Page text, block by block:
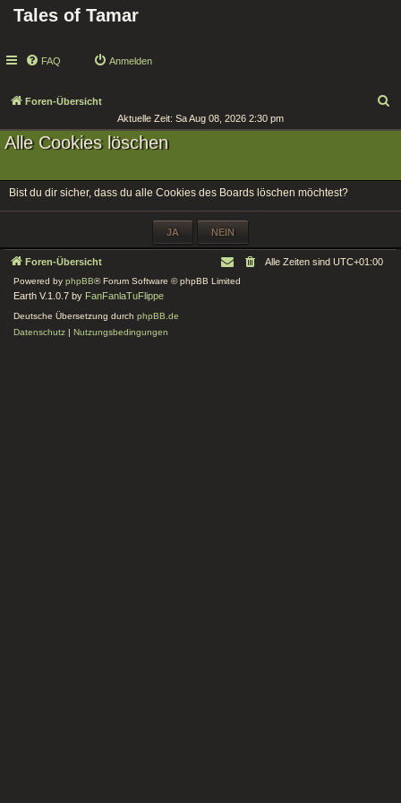
Tales of Tamar
FAQ Anmelden
Foren-Übersicht
Aktuelle Zeit: Sa Aug 08, 2026 2:30 pm
Alle Cookies löschen
Bist du dir sicher, dass du alle Cookies des Boards löschen möchtest?
Foren-Übersicht Alle Zeiten sind UTC+01:00
Powered by phpBB® Forum Software © phpBB Limited
Earth V.1.0.7 by FanFanlaTuFlippe
Deutsche Übersetzung durch phpBB.de
Datenschutz | Nutzungsbedingungen